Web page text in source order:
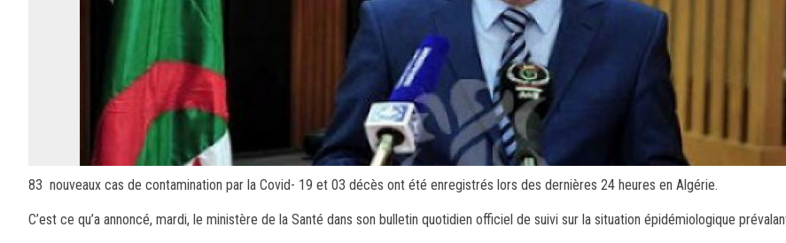
83 nouveaux cas de contamination par la Covid- 19 et 03 décès ont été enregistrés lors des dernières 24 heures en Algérie.
C’est ce qu’a annoncé, mardi, le ministère de la Santé dans son bulletin quotidien officiel de suivi sur la situation épidémiologique